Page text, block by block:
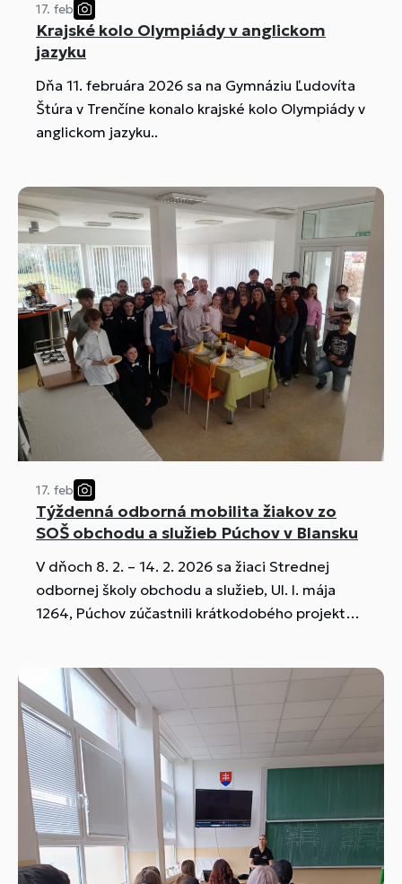
17. feb
Krajské kolo Olympiády v anglickom
jazyku
Dňa 11. februára 2026 sa na Gymnáziu Ľudovíta
Štúra v Trenčíne konalo krajské kolo Olympiády v
anglickom jazyku..
17. feb
Týždenná odborná mobilita žiakov zo
SOŠ obchodu a služieb Púchov v Blansku
V dňoch 8. 2. – 14. 2. 2026 sa žiaci Strednej
odbornej školy obchodu a služieb, Ul. I. mája
1264, Púchov zúčastnili krátkodobého projektu
vzdelávanie, mobilitu žiakov a odbornú
spoluprácu krajín Vyšehradskej skupiny. Mobilita
prebehla v meste Blansko v spolupráci s
partnerskou Strednou školou technickou a
gastronomickou TEGA v Blansku...